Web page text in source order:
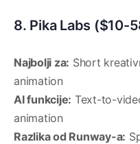
8. Pika Labs ($10-
Najbolji za: Short
animation
AI funkcije: Text-to-
animation
Razlika od Runway-a: